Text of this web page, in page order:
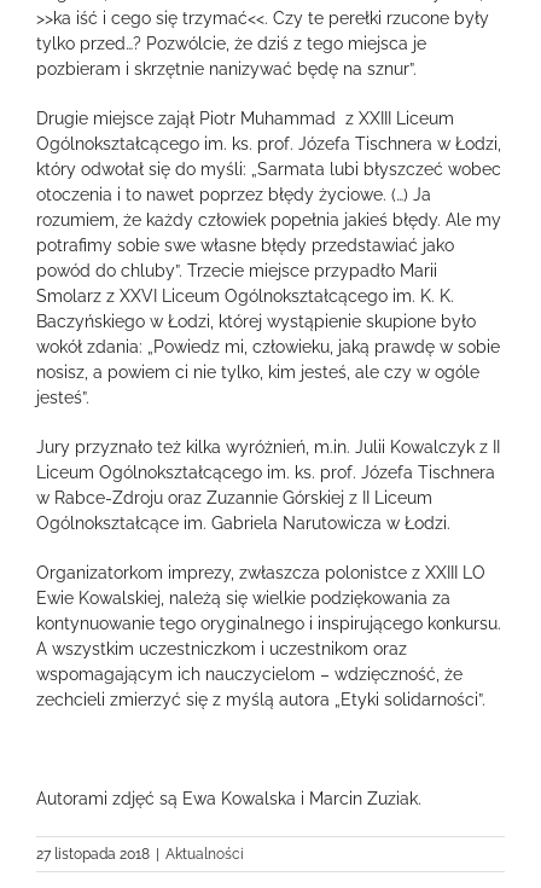
>>ka iść i cego się trzymać<<. Czy te perełki rzucone były
tylko przed…? Pozwólcie, że dziś z tego miejsca je
pozbieram i skrzętnie nanizywać będę na sznur”.
Drugie miejsce zajął Piotr Muhammad z XXIII Liceum
Ogólnokształcącego im. ks. prof. Józefa Tischnera w Łodzi,
który odwołał się do myśli: „Sarmata lubi błyszczeć wobec
otoczenia i to nawet poprzez błędy życiowe. (…) Ja
rozumiem, że każdy człowiek popełnia jakieś błędy. Ale my
potrafimy sobie swe własne błędy przedstawiać jako
powód do chluby”. Trzecie miejsce przypadło Marii
Smolarz z XXVI Liceum Ogólnokształcącego im. K. K.
Baczyńskiego w Łodzi, której wystąpienie skupione było
wokół zdania: „Powiedz mi, człowieku, jaką prawdę w sobie
nosisz, a powiem ci nie tylko, kim jesteś, ale czy w ogóle
jesteś”.
Jury przyznało też kilka wyróżnień, m.in. Julii Kowalczyk z II
Liceum Ogólnokształcącego im. ks. prof. Józefa Tischnera
w Rabce-Zdroju oraz Zuzannie Górskiej z II Liceum
Ogólnokształcące im. Gabriela Narutowicza w Łodzi.
Organizatorkom imprezy, zwłaszcza polonistce z XXIII LO
Ewie Kowalskiej, należą się wielkie podziękowania za
kontynuowanie tego oryginalnego i inspirującego konkursu.
A wszystkim uczestniczkom i uczestnikom oraz
wspomagającym ich nauczycielom – wdzięczność, że
zechcieli zmierzyć się z myślą autora „Etyki solidarności”.
Autorami zdjęć są Ewa Kowalska i Marcin Zuziak.
27 listopada 2018 Aktualności